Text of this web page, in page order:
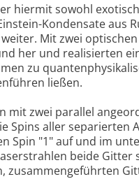
hiermit sowohl
Kondensate aus
weiter. Mit zwei
her und realisierten
zu
ließen.
mit zwei parallel
Spins aller separierten
Spin "1" auf und im
beide
zusammengeführten